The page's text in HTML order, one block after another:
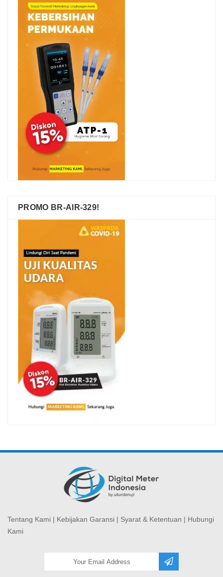
PROMO BR-AIR-329!
Tentang Kami | Kebijakan Garansi | Syarat & Ketentuan | Hubungi
Kami